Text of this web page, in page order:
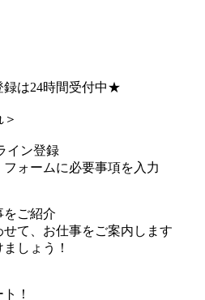
は24時間受付中★
イン登録
ォームに必要事項を入力
をご紹介
て、お仕事をご案内します
しょう！
！